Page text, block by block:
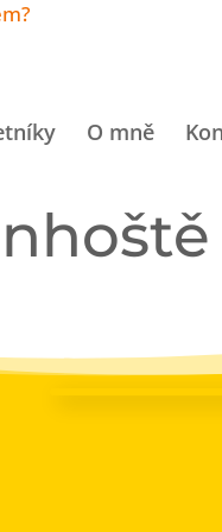
O mně